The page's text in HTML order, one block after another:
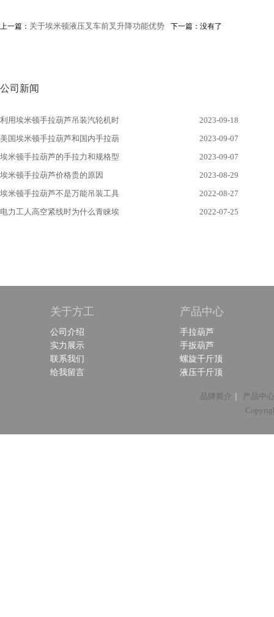
上一篇： 关于埃米顿液压叉车前叉升降功能优势 下一篇：没有了
公司新闻
利用埃米顿手拉葫芦吊装汽轮机时
2023-09-18
美国埃米顿手拉葫芦和国内手拉葫
2023-09-07
埃米顿手拉葫芦的手拉力和规格型
2023-09-07
埃米顿手拉葫芦价格贵的原因
2023-08-29
埃米顿手拉葫芦不是万能吊装工具
2022-08-27
电力工人高空紧线时为什么青睐埃
2022-07-25
关于方工
公司介绍
实力展示
联系我们
给我留言
产品中心
手拉葫芦
手扳葫芦
螺旋千斤顶
液压千斤顶
品牌简介 |
产品中心